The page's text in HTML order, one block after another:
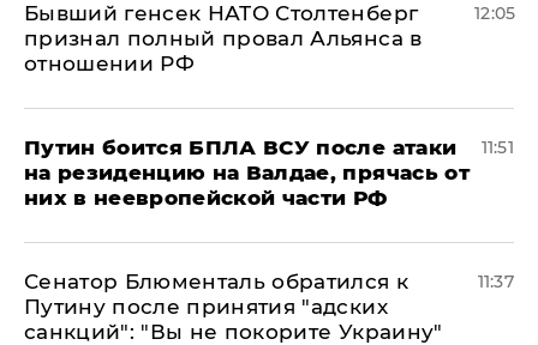
Бывший генсек НАТО Столтенберг
признал полный провал Альянса в
отношении РФ
12:05
Путин боится БПЛА ВСУ после атаки
на резиденцию на Валдае, прячась от
них в неевропейской части РФ
11:51
Сенатор Блюменталь обратился к
Путину после принятия "адских
санкций": "Вы не покорите Украину"
11:37